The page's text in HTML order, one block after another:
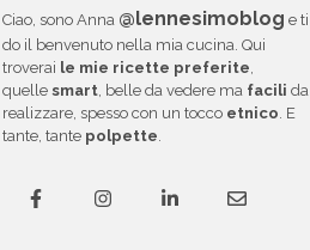
Ciao, sono Anna @lennesimoblog e ti
do il benvenuto nella mia cucina. Qui
troverai le mie ricette preferite,
quelle smart, belle da vedere ma facili da
realizzare, spesso con un tocco etnico. E
tante, tante polpette.